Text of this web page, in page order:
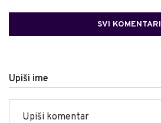
SVI KOMENTARI
Upiši ime